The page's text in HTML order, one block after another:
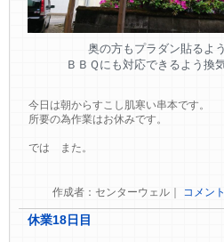
奥の方もプラダン貼るよ
ＢＢＱにも対応できるよう換
今日は朝からすこし肌寒い串本です。
所要の為作業はお休みです。
では また。
作成者：センターウェル｜ コメン
休業18日目